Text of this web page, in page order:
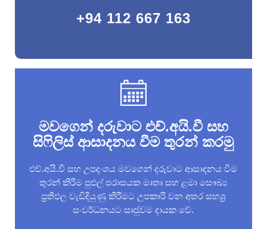
+94 112 667 163
මවගෙන් දරුවාට එච්.අයි.වී සහ
සිෆිලිස් ආසාදනය වීම තුරන් කරමු
එච්.අයි.වී සහ උපදංශය මවගෙන් දරුවාට ආසාදනය වීම
තුරන් කිරීම පුළුල් පරාසයක මාතෘ සහ ළමා සෞඛ්‍ය
ප්‍රතිඵල වැඩිදියුණු කිරීමට උපකාරී වන අතර සහශ්‍ර
සංවර්ධනයට සෘජුවම දායක වේ.